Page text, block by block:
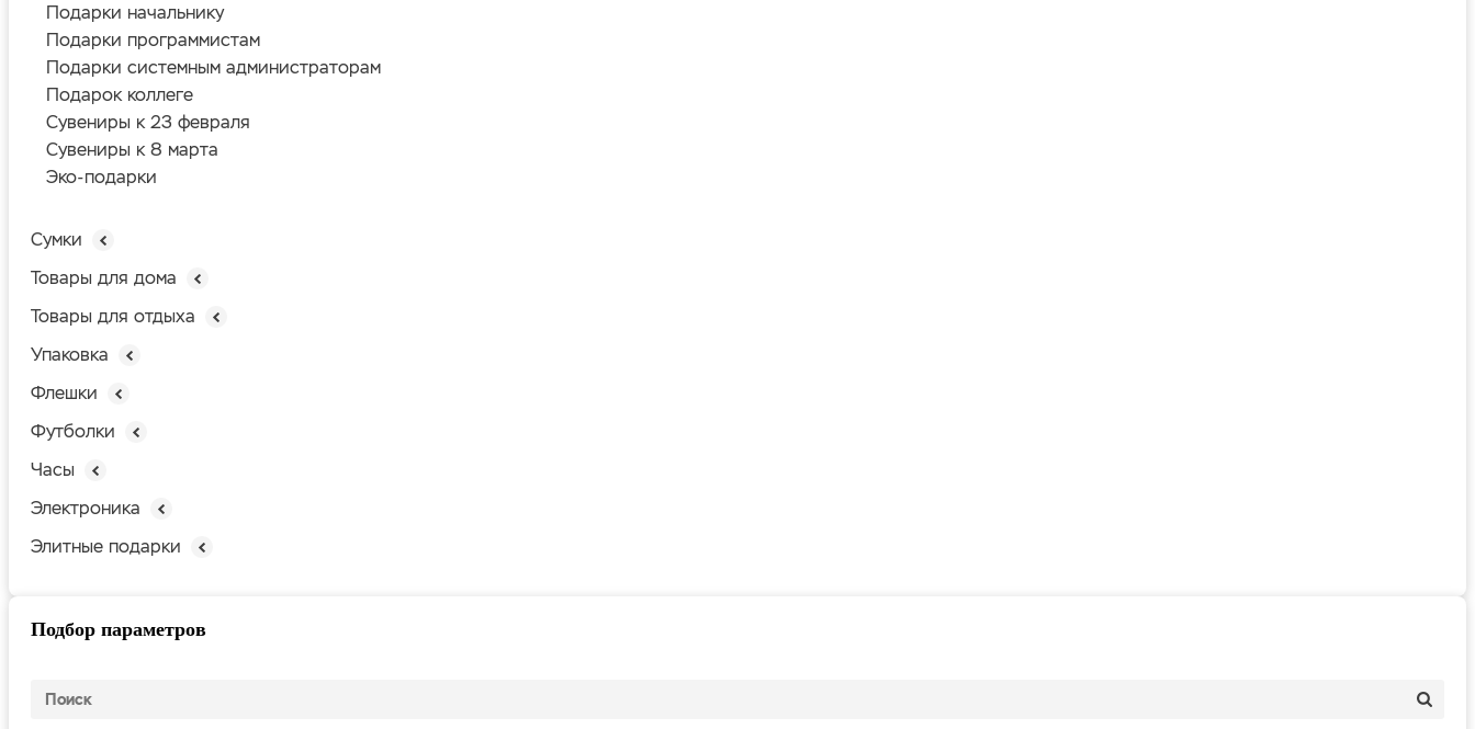
Подарки начальнику
Подарки программистам
Подарки системным администраторам
Подарок коллеге
Сувениры к 23 февраля
Сувениры к 8 марта
Эко-подарки
Сумки
Товары для дома
Товары для отдыха
Упаковка
Флешки
Футболки
Часы
Электроника
Элитные подарки
Подбор параметров